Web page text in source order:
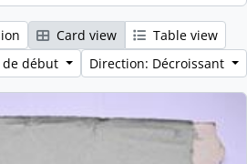
Card view
Table view
début
Direction: Décroissant